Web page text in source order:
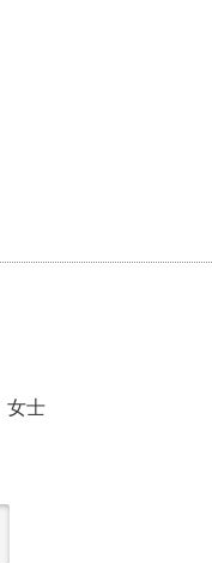
女士